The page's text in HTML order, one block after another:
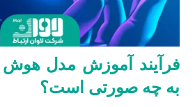
فرآیند آموزش مدل
به چه صورتی است؟